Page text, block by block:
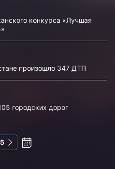
конкурса «Лучшая
произошло 347 ДТП
городских дорог